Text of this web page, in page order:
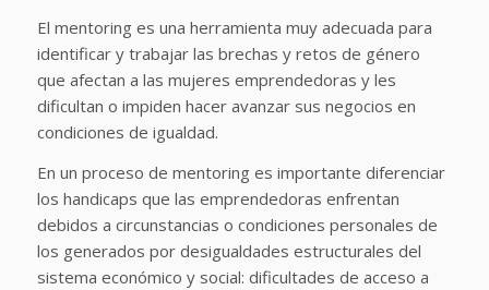
El mentoring es una herramienta muy adecuada para
identificar y trabajar las brechas y retos de género
que afectan a las mujeres emprendedoras y les
dificultan o impiden hacer avanzar sus negocios en
condiciones de igualdad.
En un proceso de mentoring es importante diferenciar
los handicaps que las emprendedoras enfrentan
debidos a circunstancias o condiciones personales de
los generados por desigualdades estructurales del
sistema económico y social: dificultades de acceso a